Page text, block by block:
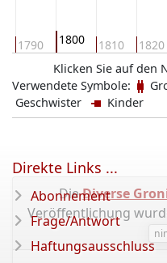
1790 1800 1810 1820
Klicken Sie auf den
Verwendete Symbole:
Geschwister
Kinder
DieDiverse
Veröffentlichung
Direkte Links ...
Abonnement
Frage/Antwort
Haftungsausschluss